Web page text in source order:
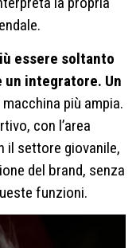
essere soltanto
un integratore. Un
più ampia.
con l’area
il settore giovanile,
del brand, senza
funzioni.